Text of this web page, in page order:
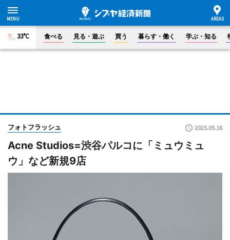
33°C 食べる 見る・遊ぶ 買う 暮らす・働く 学ぶ・知る
フォトフラッシュ 2025.05.16
Acne Studios=渋谷パルコに「ミュウミュ
ウ」など新規9店